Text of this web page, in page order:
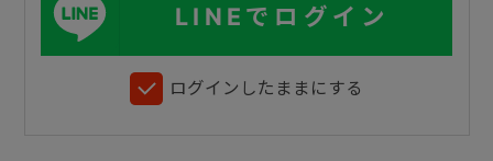
LINEでログイン
ログインしたままにする